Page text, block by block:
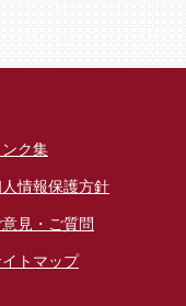
ンク集
情報保護方針
意見・ご質問
トマップ